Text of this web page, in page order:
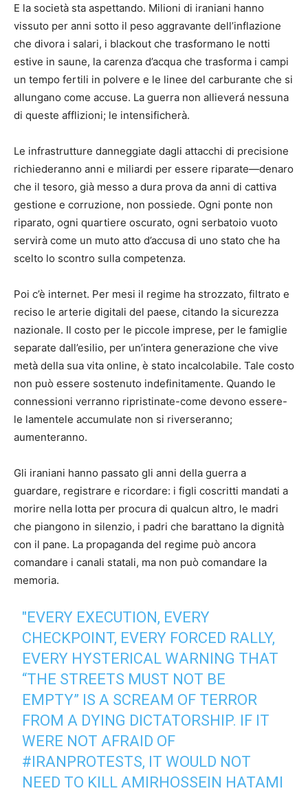
E la società sta aspettando. Milioni di iraniani hanno
vissuto per anni sotto il peso aggravante dell’inflazione
che divora i salari, i blackout che trasformano le notti
estive in saune, la carenza d’acqua che trasforma i campi
un tempo fertili in polvere e le linee del carburante che si
allungano come accuse. La guerra non allieverá nessuna
di queste afflizioni; le intensificherà.
Le infrastrutture danneggiate dagli attacchi di precisione
richiederanno anni e miliardi per essere riparate—denaro
che il tesoro, già messo a dura prova da anni di cattiva
gestione e corruzione, non possiede. Ogni ponte non
riparato, ogni quartiere oscurato, ogni serbatoio vuoto
servirà come un muto atto d’accusa di uno stato che ha
scelto lo scontro sulla competenza.
Poi c’è internet. Per mesi il regime ha strozzato, filtrato e
reciso le arterie digitali del paese, citando la sicurezza
nazionale. Il costo per le piccole imprese, per le famiglie
separate dall’esilio, per un’intera generazione che vive
metà della sua vita online, è stato incalcolabile. Tale costo
non può essere sostenuto indefinitamente. Quando le
connessioni verranno ripristinate-come devono essere-
le lamentele accumulate non si riverseranno;
aumenteranno.
Gli iraniani hanno passato gli anni della guerra a
guardare, registrare e ricordare: i figli coscritti mandati a
morire nella lotta per procura di qualcun altro, le madri
che piangono in silenzio, i padri che barattano la dignità
con il pane. La propaganda del regime può ancora
comandare i canali statali, ma non può comandare la
memoria.
"EVERY EXECUTION, EVERY
CHECKPOINT, EVERY FORCED RALLY,
EVERY HYSTERICAL WARNING THAT
“THE STREETS MUST NOT BE
EMPTY” IS A SCREAM OF TERROR
FROM A DYING DICTATORSHIP. IF IT
WERE NOT AFRAID OF
#IRANPROTESTS, IT WOULD NOT
NEED TO KILL AMIRHOSSEIN HATAMI